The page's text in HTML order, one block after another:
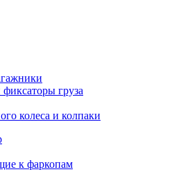
груза
колеса и колпаки
к фаркопам